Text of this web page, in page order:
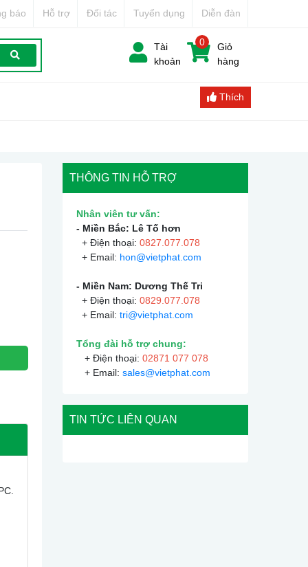
báo Hỗ trợ Đối tác Tuyển dụng Diễn đàn
Tài
khoản
0
Giỏ
hàng
Thích
THÔNG TIN HỖ TRỢ
Nhân viên tư vấn:
- Miền Bắc: Lê Tố hơn
+ Điện thoại: 0827.077.078
+ Email: hon@vietphat.com
- Miền Nam: Dương Thế Tri
+ Điện thoại: 0829.077.078
+ Email: tri@vietphat.com
Tổng đài hỗ trợ chung:
+ Điện thoại: 02871 077 078
+ Email: sales@vietphat.com
TIN TỨC LIÊN QUAN